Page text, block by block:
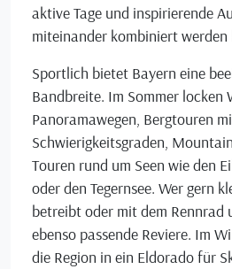
aktive Tage und inspirierende
miteinander kombiniert werden
Sportlich bietet Bayern eine
Bandbreite. Im Sommer locken
Panoramawegen, Bergtouren
Schwierigkeitsgraden,
Touren rund um Seen wie den
oder den Tegernsee. Wer gern
betreibt oder mit dem Rennrad
ebenso passende Reviere. Im
die Region in ein Eldorado für